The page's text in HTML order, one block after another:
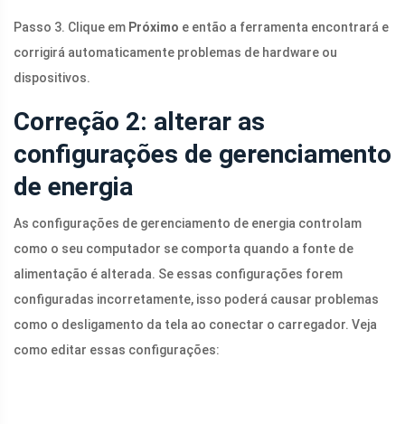
Passo 3. Clique em Próximo e então a ferramenta encontrará e
corrigirá automaticamente problemas de hardware ou
dispositivos.
Correção 2: alterar as
configurações de gerenciamento
de energia
As configurações de gerenciamento de energia controlam
como o seu computador se comporta quando a fonte de
alimentação é alterada. Se essas configurações forem
configuradas incorretamente, isso poderá causar problemas
como o desligamento da tela ao conectar o carregador. Veja
como editar essas configurações: